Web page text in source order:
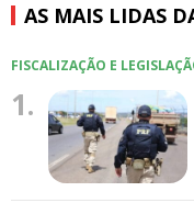
AS MAIS LIDAS
FISCALIZAÇÃO E
1.